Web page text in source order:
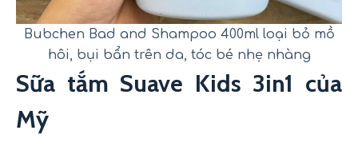
Bubchen Bad and Shampoo 400ml loại bỏ mồ
hôi, bụi bẩn trên da, tóc bé nhẹ nhàng
Sữa tắm Suave Kids 3in1 của
Mỹ